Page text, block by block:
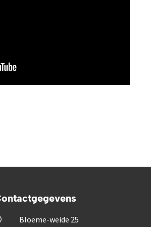
Bloeme-weide 25